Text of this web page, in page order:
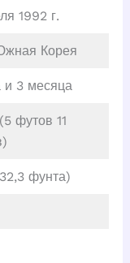
1992 г.
Корея
и 3 месяца
футов 11
фунта)